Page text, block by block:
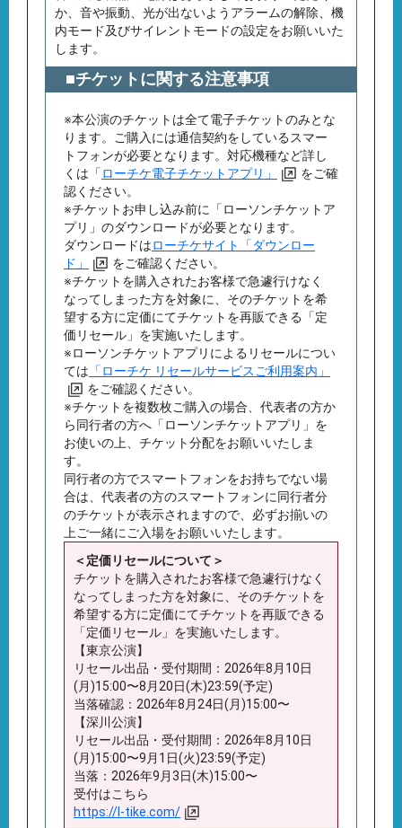
か、音や振動、光が出ないようアラームの解除、機
内モード及びサイレントモードの設定をお願いいた
します。
■チケットに関する注意事項
※本公演のチケットは全て電子チケットのみとな
ります。ご購入には通信契約をしているスマー
トフォンが必要となります。対応機種など詳し
くは「 ローチケ電子チケットアプリ」
をご確
認ください。
※チケットお申し込み前に「ローソンチケットア
プリ」のダウンロードが必要となります。
ダウンロードはローチケサイト「ダウンロー
ド」
をご確認ください。
※チケットを購入されたお客様で急遽行けなく
なってしまった方を対象に、そのチケットを希
望する方に定価にてチケットを再販できる「定
価リセール」を実施いたします。
※ローソンチケットアプリによるリセールについ
ては 「ローチケ リセールサービスご利用案内」
をご確認ください。
※チケットを複数枚ご購入の場合、代表者の方か
ら同行者の方へ「ローソンチケットアプリ」を
お使いの上、チケット分配をお願いいたしま
す。
同行者の方でスマートフォンをお持ちでない場
合は、代表者の方のスマートフォンに同行者分
のチケットが表示されますので、必ずお揃いの
上ご一緒にご入場をお願いいたします。
＜定価リセールについて＞
チケットを購入されたお客様で急遽行けなく
なってしまった方を対象に、そのチケットを
希望する方に定価にてチケットを再販できる
「定価リセール」を実施いたします。
【東京公演】
リセール出品・受付期間：2026年8月10日
(月)15:00〜8月20日(木)23:59(予定)
当落確認：2026年8月24日(月)15:00〜
【深川公演】
リセール出品・受付期間：2026年8月10日
(月)15:00〜9月1日(火)23:59(予定)
当落：2026年9月3日(木)15:00〜
受付はこちら
https://l-tike.com/